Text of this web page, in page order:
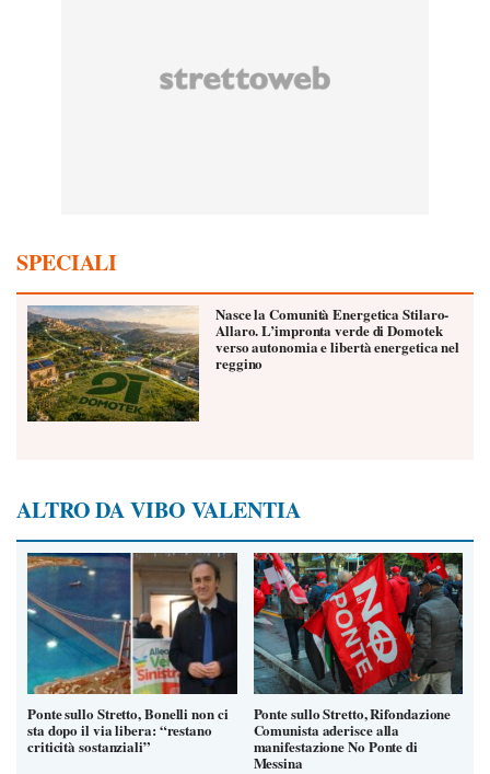
SPECIALI
Nasce la Comunità Energetica Stilaro-
Allaro. L’impronta verde di Domotek
verso autonomia e libertà energetica nel
reggino
ALTRO DA VIBO VALENTIA
Ponte sullo Stretto, Bonelli non ci
sta dopo il via libera: “restano
criticità sostanziali”
Ponte sullo Stretto, Rifondazione
Comunista aderisce alla
manifestazione No Ponte di
Messina